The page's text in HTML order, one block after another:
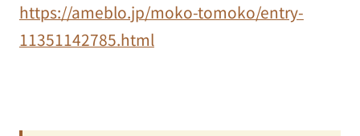
https://ameblo.jp/moko-tomoko/entry-
11351142785.html